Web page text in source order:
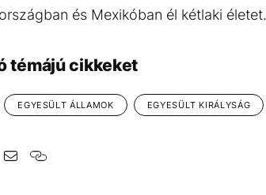
és Mexikóban él kétlaki életet.
témájú cikkeket
EGYESÜLT ÁLLAMOK EGYESÜLT KIRÁLYSÁG